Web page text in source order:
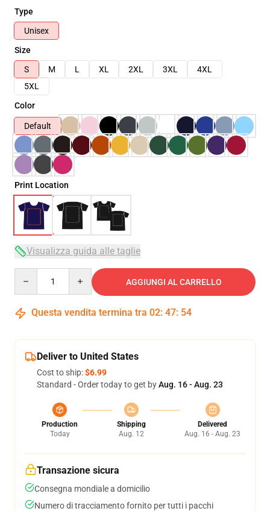
Type
Unisex
Size
S
M L XL 2XL 3XL
4XL
5XL
Color
Default
Print Location
Visualizza guida alle taglie
AGGIUNGI AL CARRELLO
Questa vendita termina tra 02: 47: 53
Deliver to United States
Cost to ship:$6.99
Standard - Order today to get byAug. 16 - Aug. 23
Production
Today
Shipping
Aug. 12
Delivered
Aug. 16 - Aug. 23
Transazione sicura
Consegna mondiale a domicilio
Numero di tracciamento fornito per tutti i pacchi